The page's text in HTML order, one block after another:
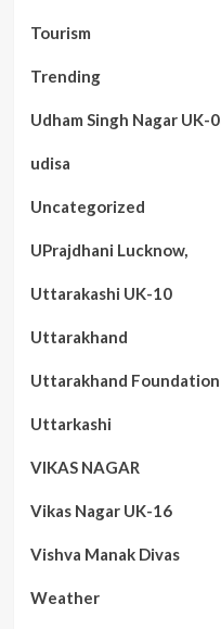
Tourism
Trending
Udham Singh Nagar UK-
udisa
Uncategorized
UPrajdhani Lucknow,
Uttarakashi UK-10
Uttarakhand
Uttarakhand Foundation
Uttarkashi
VIKAS NAGAR
Vikas Nagar UK-16
Vishva Manak Divas
Weather